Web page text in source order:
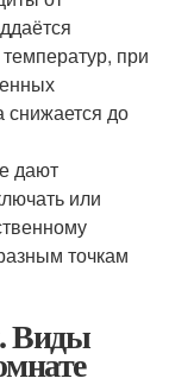
при
снижается до
дают
или
точкам
Виды